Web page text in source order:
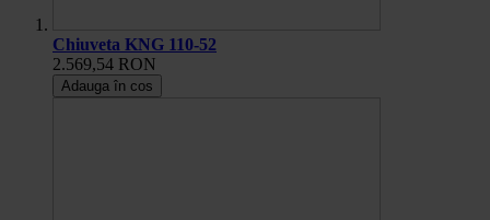
Chiuveta KNG 110-52
2.569,54 RON
Adauga în cos